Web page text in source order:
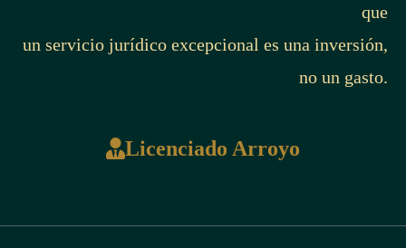
que
un servicio jurídico excepcional es una inversión,
no un gasto.
Licenciado Arroyo